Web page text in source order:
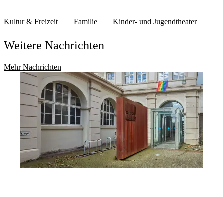
Kultur & Freizeit Familie Kinder- und Jugendtheater
Weitere Nachrichten
Mehr Nachrichten